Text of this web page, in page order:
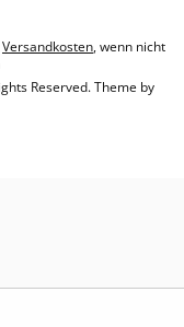
Versandkosten, wenn nicht
Reserved. Theme by